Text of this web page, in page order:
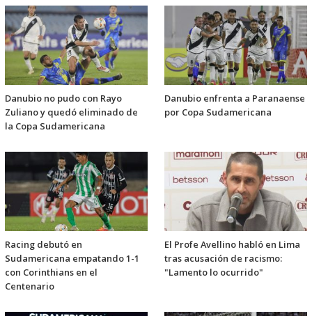
Danubio no pudo con Rayo
Zuliano y quedó eliminado de
la Copa Sudamericana
Danubio enfrenta a Paranaense
por Copa Sudamericana
Racing debutó en
Sudamericana empatando 1-1
con Corinthians en el
Centenario
El Profe Avellino habló en Lima
tras acusación de racismo:
"Lamento lo ocurrido"